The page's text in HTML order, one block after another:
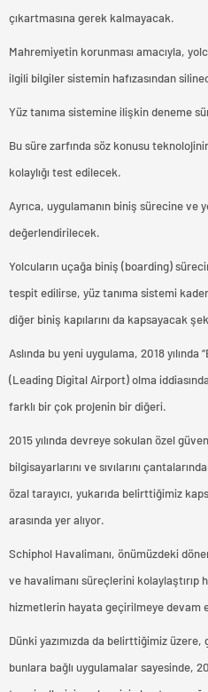
çıkartmasına gerek kalmayacak.
Mahremiyetin korunması amacıyla,
ilgili bilgiler sistemin hafızasından
Yüz tanıma sistemine ilişkin deneme
Bu süre zarfında söz konusu
kolaylığı test edilecek.
Ayrıca, uygulamanın biniş sürecine ve
değerlendirilecek.
Yolcuların uçağa biniş (boarding)
tespit edilirse, yüz tanıma sistemi
diğer biniş kapılarını da kapsayacak
Aslında bu yeni uygulama, 2018 yılında
(Leading Digital Airport) olma
farklı bir çok projenin bir diğeri.
2015 yılında devreye sokulan özel
bilgisayarlarını ve sıvılarını
özal tarayıcı, yukarıda belirttiğimiz
arasında yer alıyor.
Schiphol Havalimanı, önümüzdeki
ve havalimanı süreçlerini kolaylaştırıp
hizmetlerin hayata geçirilmeye devam
Dünki yazımızda da belirttiğimiz
bunlara bağlı uygulamalar sayesinde,